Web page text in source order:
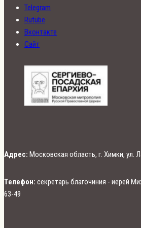
Telegram
Rutube
Вконтакте
Сайт
Адрес: Московская область, г. Химки, ул.
Телефон: секретарь благочиния - иерей
63-49